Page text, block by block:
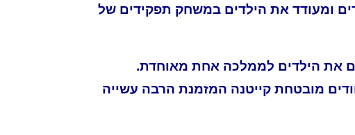
ומעודד את הילדים במשחק תפקידים של
את הילדים לממלכה אחת מאוחדת.
מובטחת קייטנה המזמנת הרבה עשייה